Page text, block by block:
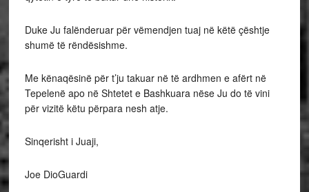
Duke Ju falënderuar për vëmendjen tuaj në këtë çështje
shumë të rëndësishme.
Me kënaqësinë për t’ju takuar në të ardhmen e afërt në
Tepelenë apo në Shtetet e Bashkuara nëse Ju do të vini
për vizitë këtu përpara nesh atje.
Sinqerisht i Juaji,
Joe DioGuardi